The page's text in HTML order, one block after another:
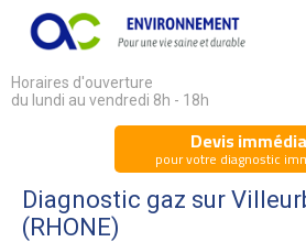
Horaires d'ouverture
du lundi au vendredi 8h - 18h
Devis
pour votre diagnostic
Diagnostic gaz sur
(RHONE)